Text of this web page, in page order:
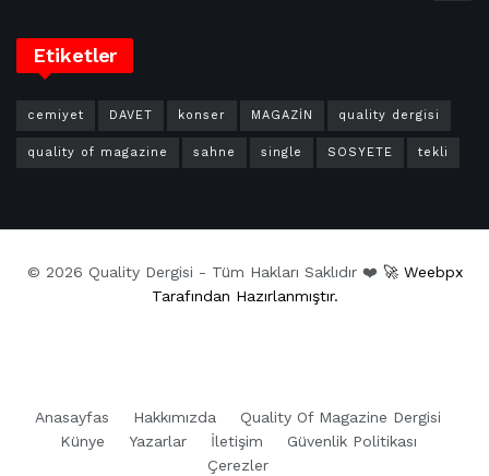
Etiketler
cemiyet DAVET konser MAGAZİN quality dergisi
quality of magazine sahne single SOSYETE tekli
© 2026 Quality Dergisi - Tüm Hakları Saklıdır ❤️ 🚀 Weebpx
Tarafından Hazırlanmıştır.
Anasayfas Hakkımızda
Quality Of Magazine Dergisi
Künye
Yazarlar İletişim
Güvenlik Politikası
Çerezler